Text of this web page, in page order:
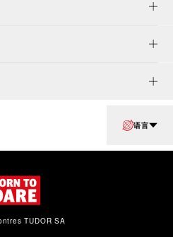
语言
TUDOR SA